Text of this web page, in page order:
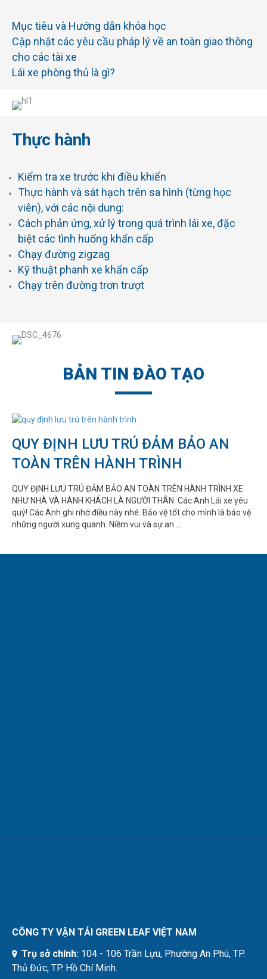
Mục tiêu và Hướng dẫn khóa học
Cập nhật các yêu cầu pháp lý về an toàn giao thông
cho các tài xe
Lái xe phòng thủ là gì?
xe
Quy tắc lái xe phòng thủ và giới hạn tốc độ
Cách điều chỉnh gương chiếu hậu theo vị trí
Nhận diện mối nguy và Biện pháp kiểm soát khi lái
xe lên và xuống dốc
Giải thích cách lái xe an toàn trong các điều kiện
vượt ngoài tầm kiểm soát, điều kiện đường xá và
giao thông phức tạp
Quản lý sự mệt mỏi
Sơ cứu và chữa cháy trên xe.
Chia sẻ kinh nghiệm thực tế đối phó với các tình
Thực hành
Kiểm tra xe trước khi điều khiển
Thực hành và sát hạch trên sa hình (từng học
viên), với các nội dung:
Cách phản ứng, xử lý trong quá trình lái xe, đặc
biệt các tình huống khẩn cấp
Chạy đường zigzag
Kỹ thuật phanh xe khẩn cấp
Chạy trên đường trơn trượt
BẢN TIN ĐÀO TẠO
QUY ĐỊNH LƯU TRÚ ĐẢM BẢO AN
TOÀN TRÊN HÀNH TRÌNH
QUY ĐỊNH LƯU TRÚ ĐẢM BẢO AN TOÀN TRÊN HÀNH TRÌNH XE
NHƯ NHÀ VÀ HÀNH KHÁCH LÀ NGƯỜI THÂN Các Anh Lái xe yêu
quý! Các Anh ghi nhớ điều này nhé: Bảo vệ tốt cho mình là bảo vệ
những người xung quanh. Niềm vui và sự an ...
CÔNG TY VẬN TẢI GREEN LEAF VIỆT NAM
Trụ sở chính: 104 - 106 Trần Lựu, Phường An Phú, TP.
Thủ Đức, TP. Hồ Chí Minh.